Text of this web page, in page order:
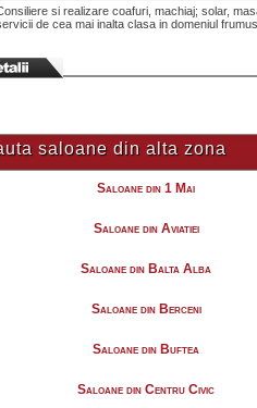
si realizare coafuri, machiaj; solar,
de cea mai inalta clasa in domeniul
saloane din alta zona
Saloane din 1 Mai
Saloane din Aviatiei
Saloane din Balta Alba
Saloane din Berceni
Saloane din Buftea
Saloane din Centru Civic